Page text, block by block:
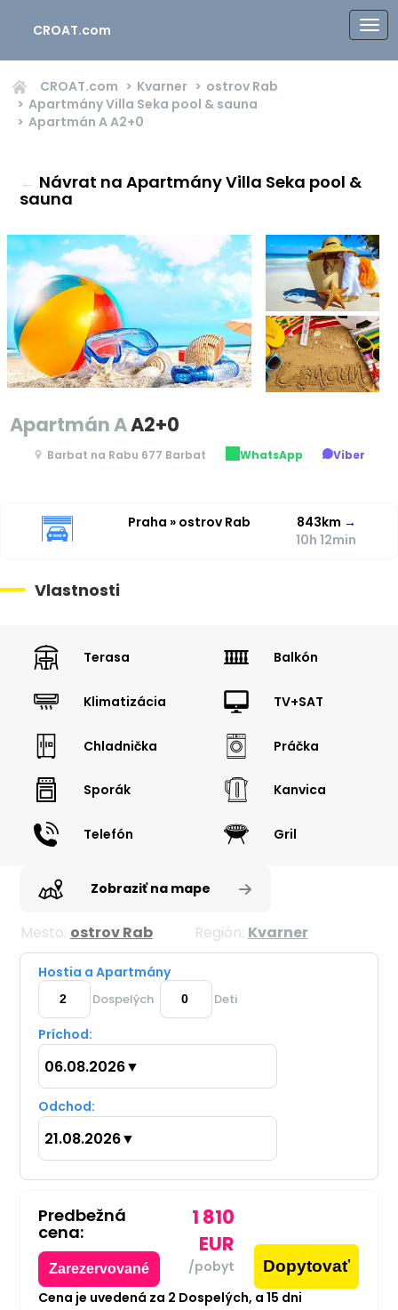
CROAT.com
CROAT.com Kvarner
ostrov Rab
Apartmány Villa Seka pool & sauna
Apartmán AA2+0
← Návrat na Apartmány Villa Seka pool &
sauna
Apartmán AA2+0
Barbat na Rabu 677 Barbat WhatsApp Viber
Praha » ostrov Rab 843km →
10h 12min
Vlastnosti
Terasa Balkón
Klimatizácia TV+SAT
Chladnička Práčka
Sporák Kanvica
Telefón Gril
Zobraziť na mape
Mesto: ostrov Rab Región: Kvarner
Hostia a Apartmány
Dospelých Deti
Príchod:
06.08.2026▼
Odchod:
21.08.2026▼
Predbežná
cena:
Zarezervované
1 810
EUR
/pobyt Dopytovať
Cena je uvedená za 2 Dospelých, a 15 dni